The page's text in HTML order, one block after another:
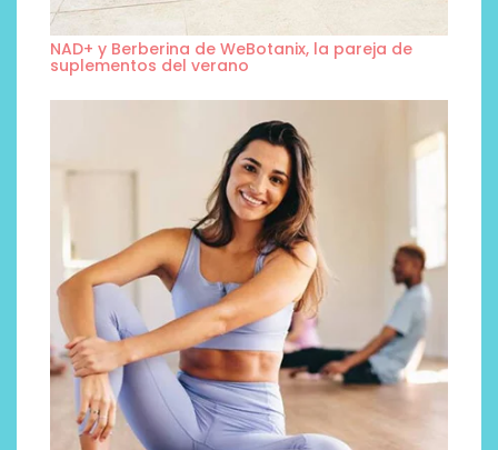
NAD+ y Berberina de WeBotanix, la pareja de
suplementos del verano